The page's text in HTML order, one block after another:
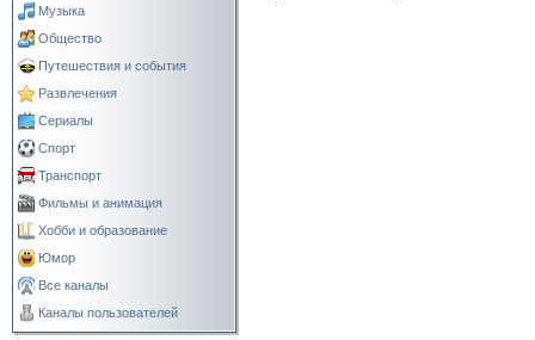
Музыка
Общество
Путешествия и события
Развлечения
Сериалы
Спорт
Транспорт
Фильмы и анимация
Хобби и образование
Юмор
Все каналы
Каналы пользователей